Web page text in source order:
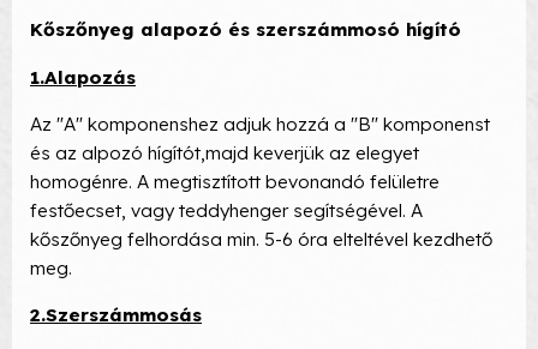
Kőszőnyeg alapozó és szerszámmosó hígító
1.Alapozás
Az "A" komponenshez adjuk hozzá a "B" komponenst
és az alpozó hígítót,majd keverjük az elegyet
homogénre. A megtisztított bevonandó felületre
festőecset, vagy teddyhenger segítségével. A
kőszőnyeg felhordása min. 5-6 óra elteltével kezdhető
meg.
2.Szerszámmosás